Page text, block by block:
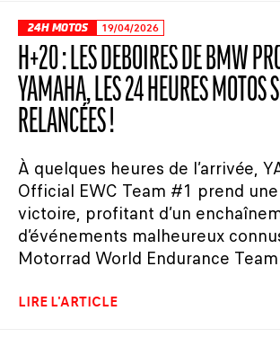
24H MOTOS 19/04/2026
H+20 : LES DÉBOIRES DE BMW
YAMAHA, LES 24 HEURES MOTOS
RELANCÉES !
À quelques heures de l’arrivée,
Official EWC Team #1 prend
victoire, profitant d’un
d’événements malheureux
Motorrad World Endurance
LIRE L'ARTICLE